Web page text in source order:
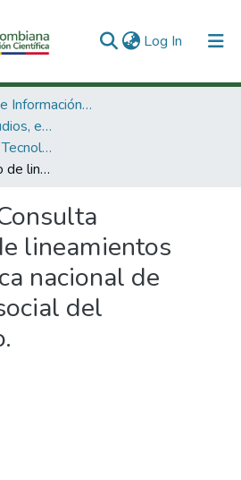
Log In (current)
3. Recursos de Información Científica y Tecnológica
3.2.1. Políticas, estudios, evaluaciones e indicadores de CTeI
Políticas de Ciencia, Tecnología e Innovación
Consulta documento de lineamientos para la política nacional de apropiación social del conocimiento.
lineamientos
nacional de
del